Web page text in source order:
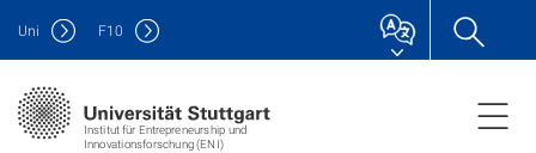
Institut für Entrepreneurship und
Innovationsforschung (ENI)
Uni F10